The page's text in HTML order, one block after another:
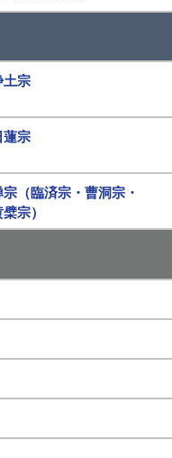
土宗
蓮宗
宗（臨済宗・曹洞宗・
宗）